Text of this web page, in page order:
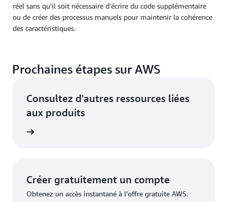
réel sans qu'il soit nécessaire d'écrire du code supplémentaire
ou de créer des processus manuels pour maintenir la cohérence
des caractéristiques.
Prochaines étapes sur AWS
Consultez d'autres ressources liées
aux produits
Créer gratuitement un compte
Obtenez un accès instantané à l’offre gratuite AWS.